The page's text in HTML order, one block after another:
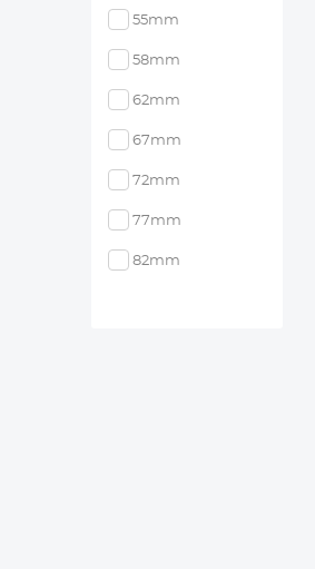
55mm
58mm
62mm
67mm
72mm
77mm
82mm